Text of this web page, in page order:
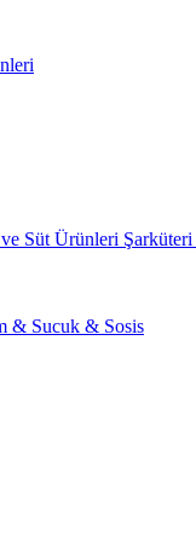
Süt Ürünleri Şarküteri
& Sucuk & Sosis